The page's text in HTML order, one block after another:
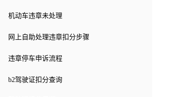
机动车违章未处理
网上自助处理违章扣分步骤
违章停车申诉流程
b2驾驶证扣分查询